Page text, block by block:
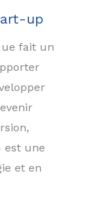
up
fait un
est une
et en